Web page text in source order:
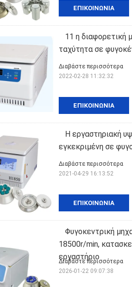
ΕΠΙΚΟΙΝΩΝΊΑ
11 η διαφορετική
ταχύτητα σε
ΕΠΙΚΟΙΝΩΝΊΑ
Διαβάστε περισσότερα
2022-02-28 11:32:32
Η εργαστηριακή
εγκεκριμένη σε
ΕΠΙΚΟΙΝΩΝΊΑ
Διαβάστε περισσότερα
2021-04-29 16:13:52
Φυγοκεντρική
18500r/min,
εργαστήριο
Διαβάστε περισσότερα
2026-01-22 09:07:38